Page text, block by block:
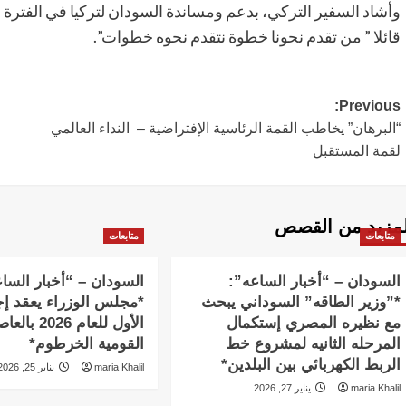
وأشاد السفير التركي، بدعم ومساندة السودان لتركيا في
قائلا ” من تقدم نحونا خطوة نتقدم نحوه خطوات”.
Post
navigation
Previous:
“البرهان” يخاطب القمة الرئاسية الإفتراضية – النداء العالمي
لقمة المستقبل
من القصص متابعات
السودان – “أخبار الساعه”:
*”وزير الطاقه” السوداني يبحث
مع نظيره المصري إستكمال
المرحله الثانيه لمشروع خط
الربط الكهربائي بين البلدين*
maria Khalil يناير 27, 2026
متابعات
السودان – “أخبار
*مجلس الوزراء يعقد
الأول للعام
القومية الخرطوم*
maria Khalil يناير 25, 2026